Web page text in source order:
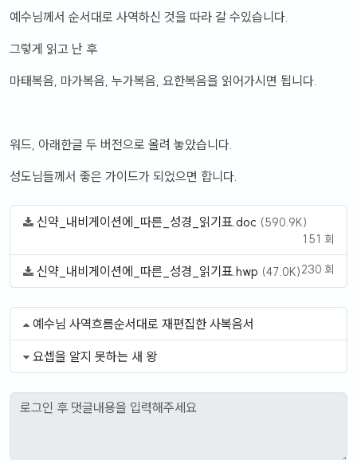
예수님께서 순서대로 사역하신 것을 따라 갈 수있습니다.
그렇게 읽고 난 후
마태복음, 마가복음, 누가복음, 요한복음을 읽어가시면 됩니다.
워드, 아래한글 두 버전으로 올려 놓았습니다.
성도님들께서 좋은 가이드가 되었으면 합니다.
신약_내비게이션에_따른_성경_읽기표.doc (590.9K)
151 회
신약_내비게이션에_따른_성경_읽기표.hwp (47.0K)230 회
예수님 사역흐름순서대로 재편집한 사복음서
요셉을 알지 못하는 새 왕